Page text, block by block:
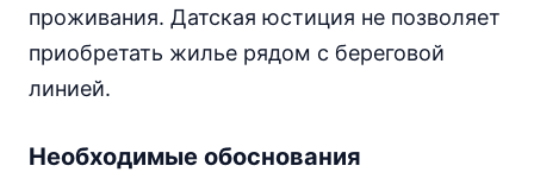
проживания. Датская юстиция не позволяет
приобретать жилье рядом с береговой
линией.
Необходимые обоснования